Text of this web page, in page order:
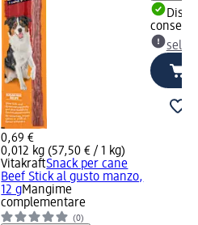
0,69 €
0,012 kg (57,50 € / 1 kg)
VitakraftSnack per cane
Beef Stick al gusto manzo,
12 gMangime
complementare
(0)